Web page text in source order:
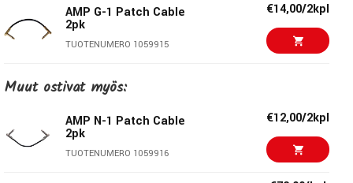
Heidän tekninen asiantuntemus ja pitkä kokemus takaa,
että AMP-kaapeli on kaapeli, johon taatusti voit luottaa.
AMP G-1 Patch Cable
2pk
TUOTENUMERO 1059915
€14,00/2kpl
Ernie Ball EB-6076
Patch Cable
TUOTENUMERO 1058849
EB-6225, Flat Patch
Cable 7,5 cm
€10,00/kpl
Muut ostivat myös:
AMP N-1 Patch Cable
2pk
TUOTENUMERO 1059916
€12,00/2kpl